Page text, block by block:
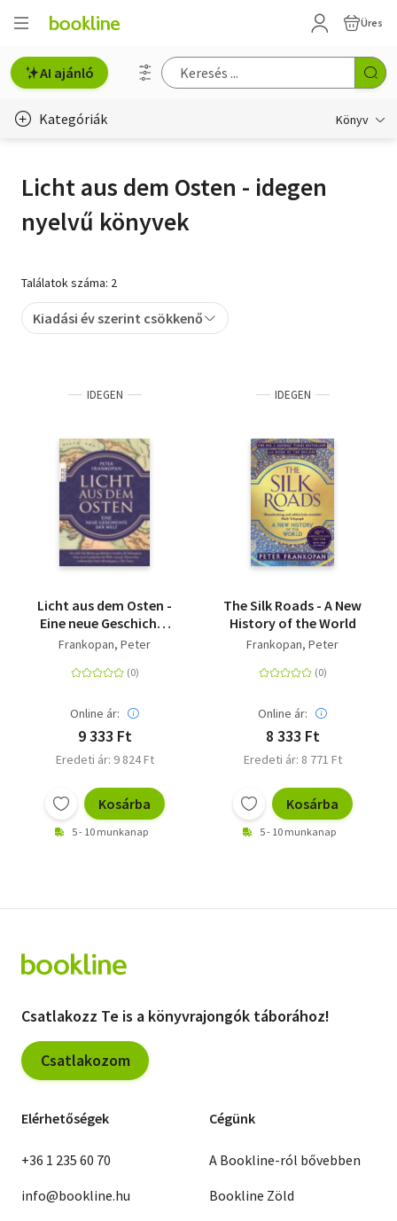
Üres
AI ajánló
Kategóriák Könyv
Erotika
Gyermek- és ifjúsági
Hobbi, szabadidő
Irodalom
Tankönyv, segédkönyv
Társadalomtudomány
Természettudomány
Vallás
Licht aus dem Osten - idegen
nyelvű könyvek
Találatok száma: 2
Kiadási év szerint csökkenő
IDEGEN
Licht aus dem Osten -
Eine neue Geschichte
der Welt
Frankopan, Peter
Online ár:
9 333 Ft
Eredeti ár: 9 824 Ft
Kosárba
5 - 10 munkanap
IDEGEN
The Silk Roads - A New
History of the World
Frankopan, Peter
Online ár:
8 333 Ft
Eredeti ár: 8 771 Ft
Kosárba
5 - 10 munkanap
Csatlakozz Te is a könyvrajongók táborához!
Csatlakozom
Elérhetőségek
+36 1 235 60 70
info@bookline.hu
Cégünk
A Bookline-ról bővebben
Bookline Zöld